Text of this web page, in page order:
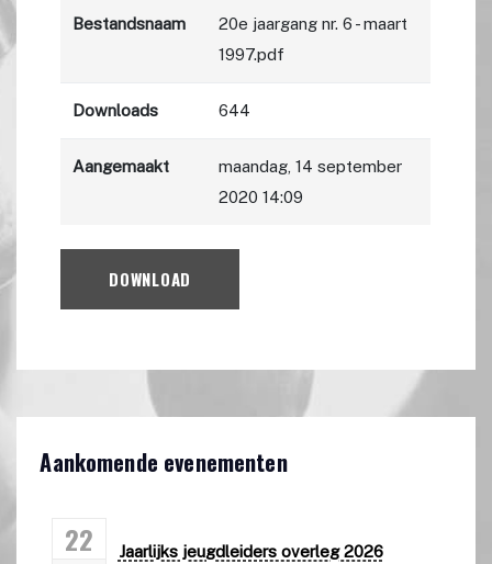
Bestandsnaam
20e jaargang nr. 6 - maart
1997.pdf
Downloads 644
Aangemaakt
maandag, 14 september
2020 14:09
DOWNLOAD
Aankomende evenementen
22 Jaarlijks jeugdleiders overleg 2026